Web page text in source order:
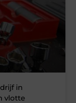
in
vlotte